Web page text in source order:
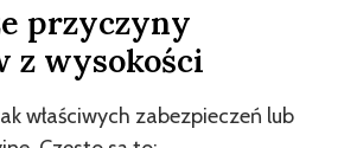
przyczyny
z wysokości
właściwych zabezpieczeń lub